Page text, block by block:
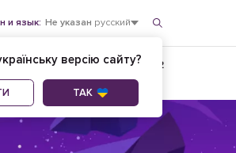
и язык: Не указан русский
37 +380734500182
ОБРАТНЫЙ ЗВОНОК
версію сайту?
ТАК